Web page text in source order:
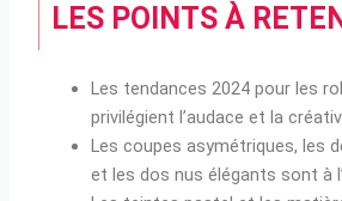
LES POINTS À
Les tendances 2024 pour les
privilégient l’audace et la
Les coupes asymétriques, les
et les dos nus élégants sont à